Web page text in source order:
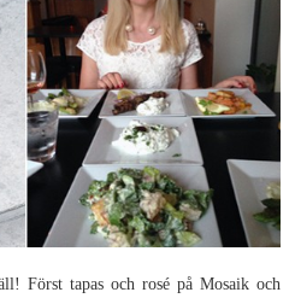
Först tapas och rosé på Mosaik och